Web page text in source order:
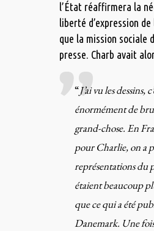
l’État réaffirmera la
liberté d’expression
que la mission sociale
presse. Charb avait
“J’ai vu les dessins,
énormément de
grand-chose. En
pour Charlie, on a
représentations du
étaient beaucoup
que ce qui a été
Danemark. Une